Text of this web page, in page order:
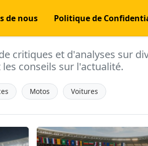
de nous Politique de
critiques et d'analyses sur
conseils sur l'actualité.
Motos Voitures